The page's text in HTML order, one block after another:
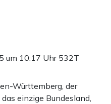
um 10:17 Uhr 532T
Württemberg, der
einzige Bundesland,